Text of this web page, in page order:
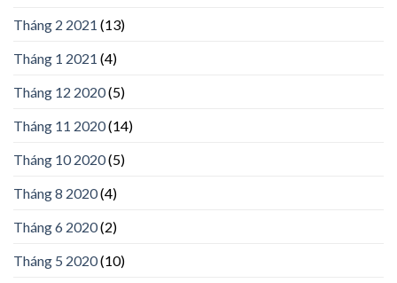
Tháng 2 2021 (13)
Tháng 1 2021 (4)
Tháng 12 2020(5)
Tháng 11 2020(14)
Tháng 10 2020(5)
Tháng 8 2020(4)
Tháng 6 2020(2)
Tháng 5 2020(10)